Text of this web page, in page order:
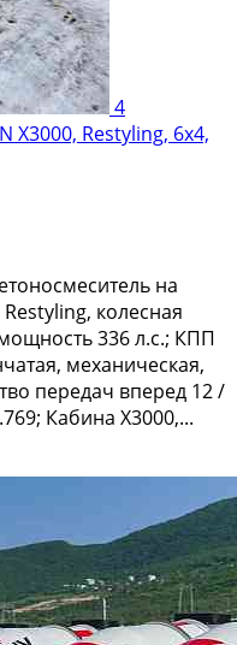
4
X3000, Restyling, 6х4,
на
колесная
336 л.с.; КПП
механическая,
передач вперед 12 /
Кабина X3000,...